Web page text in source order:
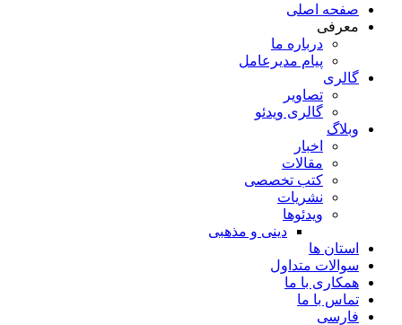
صفحه اصلی
معرفی
درباره ما
پیام مدیرعامل
گالری
تصاویر
گالری ویدئو
وبلاگ
اخبار
مقالات
کتب تخصصی
نشریات
ویدئوها
دینی و مذهبی
استان ها
سوالات متداول
همکاری با ما
تماس با ما
فارسی